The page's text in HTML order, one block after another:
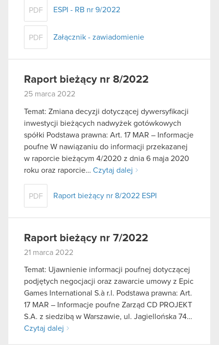
PDF ESPI - RB nr 9/2022
PDF Załącznik - zawiadomienie
Raport bieżący nr 8/2022
25 marca 2022
Temat: Zmiana decyzji dotyczącej dywersyfikacji
inwestycji bieżących nadwyżek gotówkowych
spółki Podstawa prawna: Art. 17 MAR – Informacje
poufne W nawiązaniu do informacji przekazanej
w raporcie bieżącym 4/2020 z dnia 6 maja 2020
roku oraz raporcie… Czytaj dalej
PDF Raport bieżący nr 8/2022 ESPI
Raport bieżący nr 7/2022
21 marca 2022
Temat: Ujawnienie informacji poufnej dotyczącej
podjętych negocjacji oraz zawarcie umowy z Epic
Games International S.à r.l. Podstawa prawna: Art.
17 MAR – Informacje poufne Zarząd CD PROJEKT
S.A. z siedzibą w Warszawie, ul. Jagiellońska 74…
Czytaj dalej